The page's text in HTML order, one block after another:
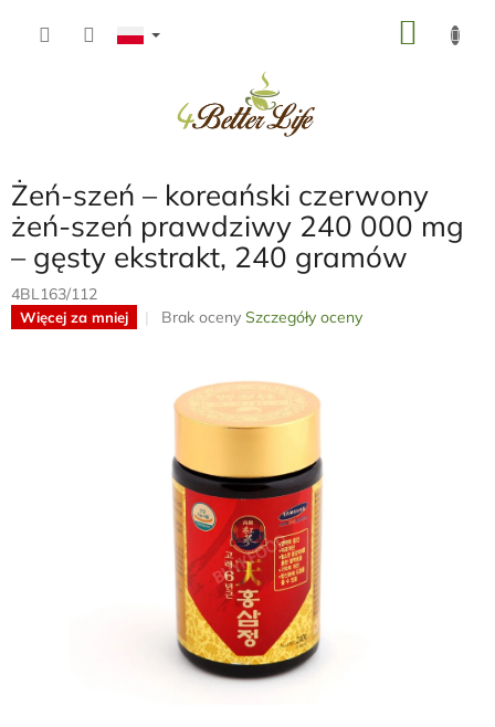
Żeń-szeń – koreański czerwony
żeń-szeń prawdziwy 240 000 mg
– gęsty ekstrakt, 240 gramów
4BL163/112
Więcej za mniej
Średnia
0,0
gwiazdek.
Brak oceny Szczegóły oceny